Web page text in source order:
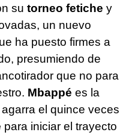
su torneo fetiche y
un nuevo
ha puesto firmes a
presumiendo de
que no para
Mbappé es la
el quince veces
para iniciar el trayecto